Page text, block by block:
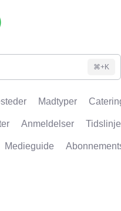
⌘+K
Madtyper
Anmeldelser Tidslinje
Medieguide